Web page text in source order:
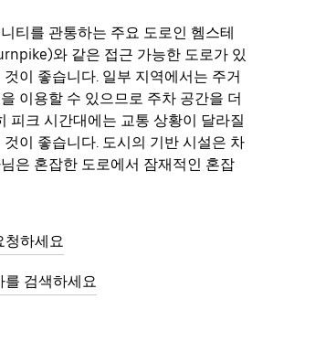
티를 관통하는 주요 도로인 헴스테
와 같은 접근 가능한 도로가 있
이 좋습니다. 일부 지역에서는 주거
이용할 수 있으므로 주차 공간을 더
피크 시간대에는 교통 상황이 달라질
이 좋습니다. 도시의 기반 시설은 차
은 혼잡한 도로에서 잠재적인 혼잡
하세요
검색하세요